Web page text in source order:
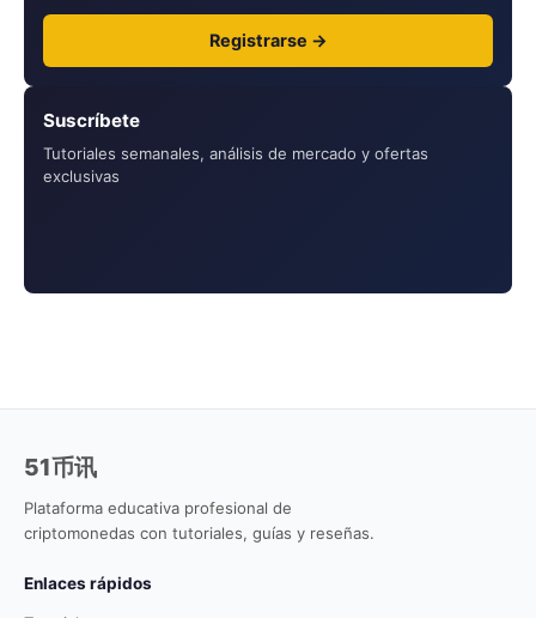
Registrarse →
Suscríbete
Tutoriales semanales, análisis de mercado y ofertas
exclusivas
51币讯
Plataforma educativa profesional de
criptomonedas con tutoriales, guías y reseñas.
Enlaces rápidos